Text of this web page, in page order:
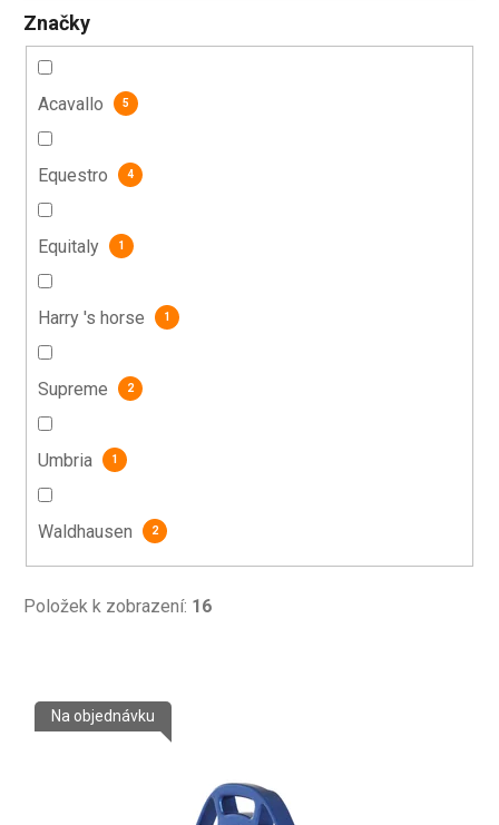
Značky
Acavallo 5
Equestro 4
Equitaly 1
Harry 's horse 1
Supreme 2
Umbria 1
Waldhausen 2
Položek k zobrazení: 16
Na objednávku